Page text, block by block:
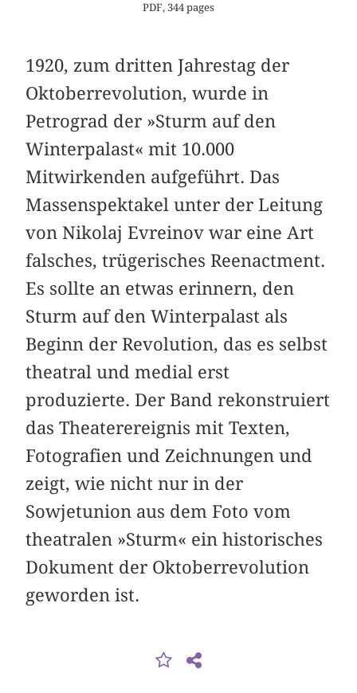
PDF, 344 pages
1920, zum dritten Jahrestag der
Oktoberrevolution, wurde in
Petrograd der »Sturm auf den
Winterpalast« mit 10.000
Mitwirkenden aufgeführt. Das
Massenspektakel unter der Leitung
von Nikolaj Evreinov war eine Art
falsches, trügerisches Reenactment.
Es sollte an etwas erinnern, den
Sturm auf den Winterpalast als
Beginn der Revolution, das es selbst
theatral und medial erst
produzierte. Der Band rekonstruiert
das Theaterereignis mit Texten,
Fotografien und Zeichnungen und
zeigt, wie nicht nur in der
Sowjetunion aus dem Foto vom
theatralen »Sturm« ein historisches
Dokument der Oktober­revolution
geworden ist.